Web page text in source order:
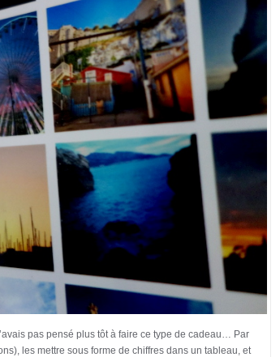
pas pensé plus tôt à faire ce type de cadeau… Par
les mettre sous forme de chiffres dans un tableau, et